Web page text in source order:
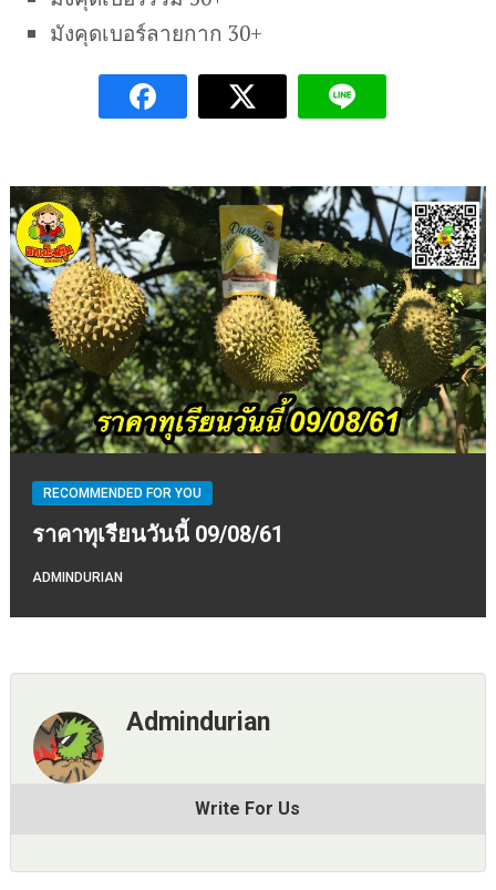
มังคุดเบอร์ลายกาก 30+
RECOMMENDED FOR YOU
ราคาทุเรียนวันนี้ 09/08/61
ADMINDURIAN
Admindurian
Write For Us